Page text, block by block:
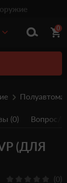
0
(0) Вопрос/
(ДЛЯ
(0)